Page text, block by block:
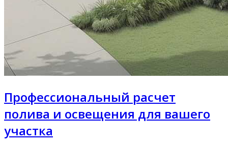
Профессиональный расчет
полива и освещения для вашего
участка